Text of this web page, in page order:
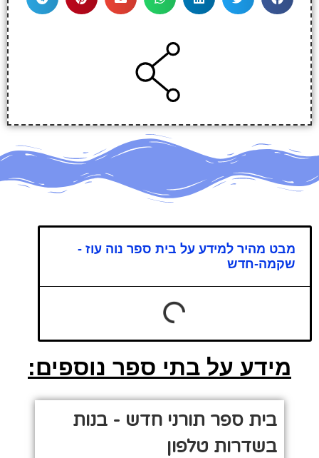
מבט מהיר למידע על בית ספר נוה עוז -
שקמה-חדש
מידע על בתי ספר נוספים:
בית ספר תורני חדש - בנות
בשדרות טלפון